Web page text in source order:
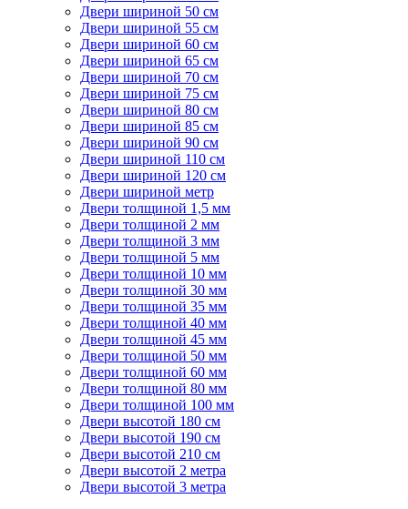
Двери шириной 50 см
Двери шириной 55 см
Двери шириной 60 см
Двери шириной 65 см
Двери шириной 70 см
Двери шириной 75 см
Двери шириной 80 см
Двери шириной 85 см
Двери шириной 90 см
Двери шириной 110 см
Двери шириной 120 см
Двери шириной метр
Двери толщиной 1,5 мм
Двери толщиной 2 мм
Двери толщиной 3 мм
Двери толщиной 5 мм
Двери толщиной 10 мм
Двери толщиной 30 мм
Двери толщиной 35 мм
Двери толщиной 40 мм
Двери толщиной 45 мм
Двери толщиной 50 мм
Двери толщиной 60 мм
Двери толщиной 80 мм
Двери толщиной 100 мм
Двери высотой 180 см
Двери высотой 190 см
Двери высотой 210 см
Двери высотой 2 метра
Двери высотой 3 метра